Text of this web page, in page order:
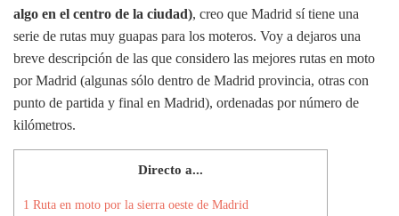
algo en el centro de la ciudad), creo que Madrid sí tiene una
serie de rutas muy guapas para los moteros. Voy a dejaros una
breve descripción de las que considero las mejores rutas en moto
por Madrid (algunas sólo dentro de Madrid provincia, otras con
punto de partida y final en Madrid), ordenadas por número de
kilómetros.
Directo a...
1 Ruta en moto por la sierra oeste de Madrid